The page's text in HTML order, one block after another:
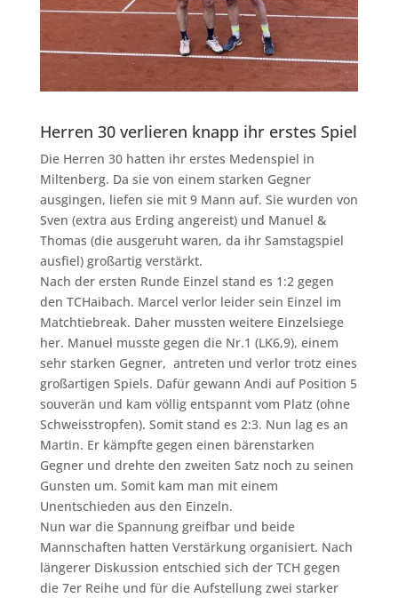
Herren 30 verlieren knapp ihr erstes Spiel
Die Herren 30 hatten ihr erstes Medenspiel in
Miltenberg. Da sie von einem starken Gegner
ausgingen, liefen sie mit 9 Mann auf. Sie wurden von
Sven (extra aus Erding angereist) und Manuel &
Thomas (die ausgeruht waren, da ihr Samstagspiel
ausfiel) großartig verstärkt.
Nach der ersten Runde Einzel stand es 1:2 gegen
den TCHaibach. Marcel verlor leider sein Einzel im
Matchtiebreak. Daher mussten weitere Einzelsiege
her. Manuel musste gegen die Nr.1 (LK6,9), einem
sehr starken Gegner, antreten und verlor trotz eines
großartigen Spiels. Dafür gewann Andi auf Position 5
souverän und kam völlig entspannt vom Platz (ohne
Schweisstropfen). Somit stand es 2:3. Nun lag es an
Martin. Er kämpfte gegen einen bärenstarken
Gegner und drehte den zweiten Satz noch zu seinen
Gunsten um. Somit kam man mit einem
Unentschieden aus den Einzeln.
Nun war die Spannung greifbar und beide
Mannschaften hatten Verstärkung organisiert. Nach
längerer Diskussion entschied sich der TCH gegen
die 7er Reihe und für die Aufstellung zwei starker